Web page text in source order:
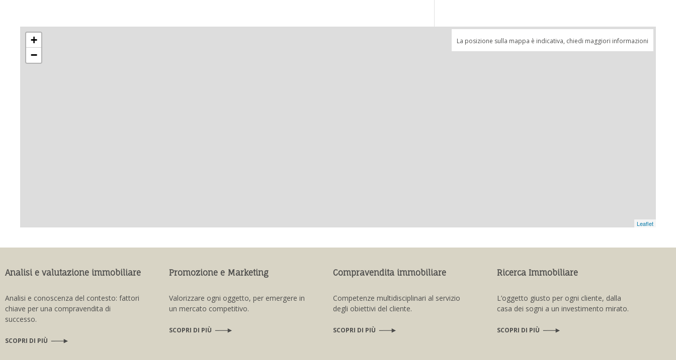
La posizione sulla mappa è indicativa, chiedi maggiori informazioni
+
−
Leaflet
Analisi e valutazione immobiliare
Analisi e conoscenza del contesto: fattori
chiave per una compravendita di
successo.
SCOPRI DI PIÙ
Promozione e Marketing
Valorizzare ogni oggetto, per emergere in
un mercato competitivo.
SCOPRI DI PIÙ
Compravendita immobiliare
Competenze multidisciplinari al servizio
degli obiettivi del cliente.
SCOPRI DI PIÙ
Ricerca Immobiliare
L’oggetto giusto per ogni cliente, dalla
casa dei sogni a un investimento mirato.
SCOPRI DI PIÙ